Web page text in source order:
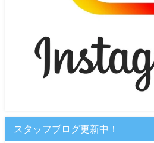
スタッフブログ更新中！